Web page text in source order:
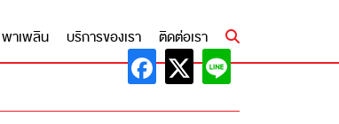
าเพลิน บริการของเรา ติดต่อเรา